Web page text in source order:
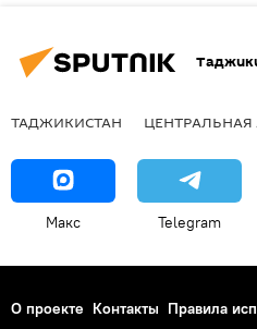
ТАДЖИКИСТАН ЦЕНТРАЛЬНАЯ
Макс Telegram
О проекте Контакты Правила